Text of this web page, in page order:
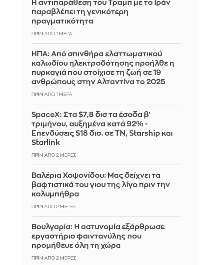
Η αντιπαράθεση του Τραμπ με το Ιράν
παραβλέπει τη γενικότερη
πραγματικότητα
ΠΡΙΝ ΑΠΌ 1 ΜΈΡΑ
ΗΠΑ: Από σπινθήρα ελαττωματικού
καλωδίου ηλεκτροδότησης προήλθε η
πυρκαγιά που στοίχισε τη ζωή σε 19
ανθρώπους στην Αλταντίνα το 2025
ΠΡΙΝ ΑΠΌ 1 ΜΈΡΑ
SpaceX: Στα $7,8 δισ τα έσοδα β'
τριμήνου, αυξημένα κατά 92% -
Επενδύσεις $18 δισ. σε ΤΝ, Starship και
Starlink
ΠΡΙΝ ΑΠΌ 2 ΜΈΡΕΣ
Βαλέρια Χοψονίδου: Μας δείχνει τα
βαφτιστικά του γιου της λίγο πριν την
κολυμπήθρα
ΠΡΙΝ ΑΠΌ 2 ΜΈΡΕΣ
Βουλγαρία: Η αστυνομία εξάρθρωσε
εργαστήριο φαιντανύλης που
προμήθευε όλη τη χώρα
ΠΡΙΝ ΑΠΌ 2 ΜΈΡΕΣ